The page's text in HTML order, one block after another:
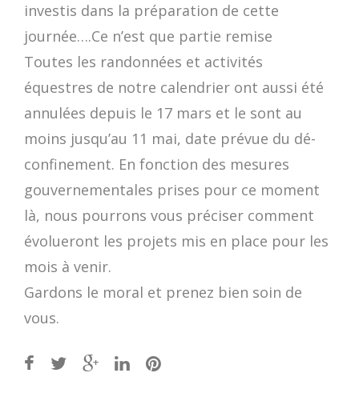
investis dans la préparation de cette
journée….Ce n’est que partie remise
Toutes les randonnées et activités
équestres de notre calendrier ont aussi été
annulées depuis le 17 mars et le sont au
moins jusqu’au 11 mai, date prévue du dé-
confinement. En fonction des mesures
gouvernementales prises pour ce moment
là, nous pourrons vous préciser comment
évolueront les projets mis en place pour les
mois à venir.
Gardons le moral et prenez bien soin de
vous.